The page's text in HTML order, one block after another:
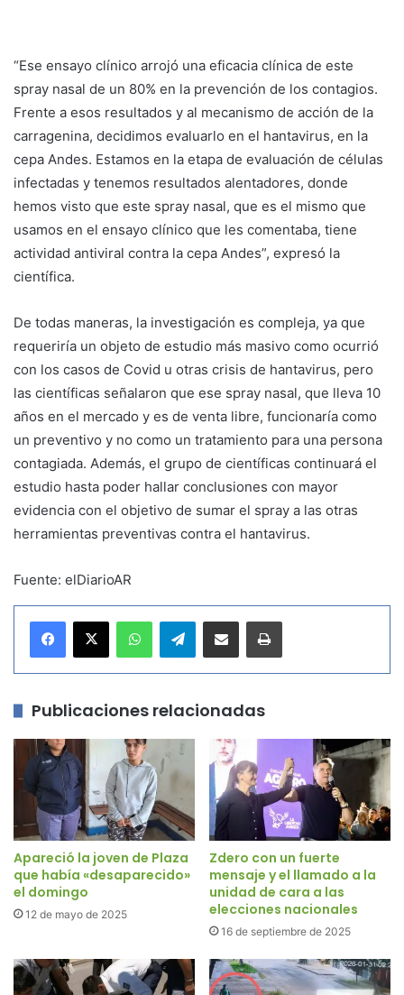
“Ese ensayo clínico arrojó una eficacia clínica de este
spray nasal de un 80% en la prevención de los contagios.
Frente a esos resultados y al mecanismo de acción de la
carragenina, decidimos evaluarlo en el hantavirus, en la
cepa Andes. Estamos en la etapa de evaluación de células
infectadas y tenemos resultados alentadores, donde
hemos visto que este spray nasal, que es el mismo que
usamos en el ensayo clínico que les comentaba, tiene
actividad antiviral contra la cepa Andes”, expresó la
científica.
De todas maneras, la investigación es compleja, ya que
requeriría un objeto de estudio más masivo como ocurrió
con los casos de Covid u otras crisis de hantavirus, pero
las científicas señalaron que ese spray nasal, que lleva 10
años en el mercado y es de venta libre, funcionaría como
un preventivo y no como un tratamiento para una persona
contagiada. Además, el grupo de científicas continuará el
estudio hasta poder hallar conclusiones con mayor
evidencia con el objetivo de sumar el spray a las otras
herramientas preventivas contra el hantavirus.
Fuente: elDiarioAR
Telegram
Publicaciones relacionadas
Apareció la joven de Plaza
que había «desaparecido»
el domingo
12 de mayo de 2025
Zdero con un fuerte
mensaje y el llamado a la
unidad de cara a las
elecciones nacionales
16 de septiembre de 2025